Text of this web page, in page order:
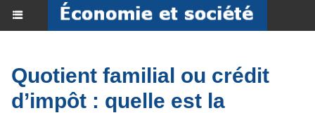
Quotient familial ou crédit
d’impôt : quelle est la